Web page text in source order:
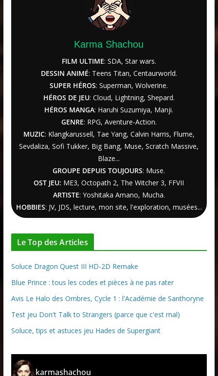
Karma Shachou
FILM ULTIME: SDA, Star wars.
DESSIN ANIMÉ: Teens Titan, Centaurworld.
SUPER HÉROS: Superman, Wolverine.
HÉROS DE JEU: Cloud, Lightning, Shepard.
HÉROS MANGA: Haruhi Suzumiya, Manji.
GENRE: RPG, Aventure-Action.
MUZIC: Klangkarussell, Tae Yang, Calvin Harris, Flume,
Sevdaliza, Sofi Tukker, Big Bang, Muse, Scratch Massive,
Blaze...
GROUPE DEPUIS TOUJOURS: Muse.
OST JEU: ME3,Octopath 2, The Witcher3, FFVII
ARTISTE: Yoshitaka Amano, Mucha.
HOBBIES: JV, JDS, lecture, mon site, l'exploration, musées...
Le Top des Articles
Soluce Dragon Quest III HD-2D Remake
Blue Prince : tous les codes et pièces à ne pas rater
Avis Le Halo des Ombres, Cycle 1 : l'Académie de Santhoryne
Test jeu Don't Talk to Strangers (parce que c'est mal)
Soluce, tips et astuces jeu Hades de Supergiant
karmashachou